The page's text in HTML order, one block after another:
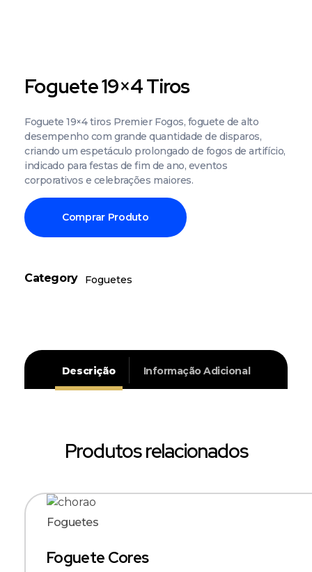
Foguete 19×4 Tiros
Foguete 19×4 tiros Premier Fogos, foguete de alto
desempenho com grande quantidade de disparos,
criando um espetáculo prolongado de fogos de artifício,
indicado para festas de fim de ano, eventos
corporativos e celebrações maiores.
Comprar Produto
Category Foguetes
Descrição Informação Adicional
Produtos relacionados
Foguete Cores
Foguetes